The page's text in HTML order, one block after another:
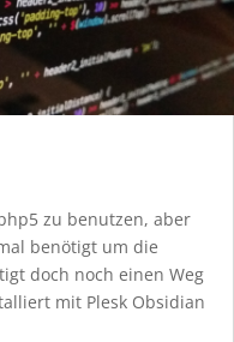
zu benutzen, aber
benötigt um die
doch noch einen Weg
mit Plesk Obsidian